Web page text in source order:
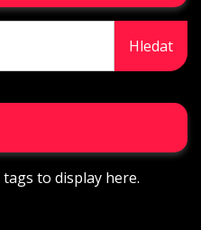
to display here.